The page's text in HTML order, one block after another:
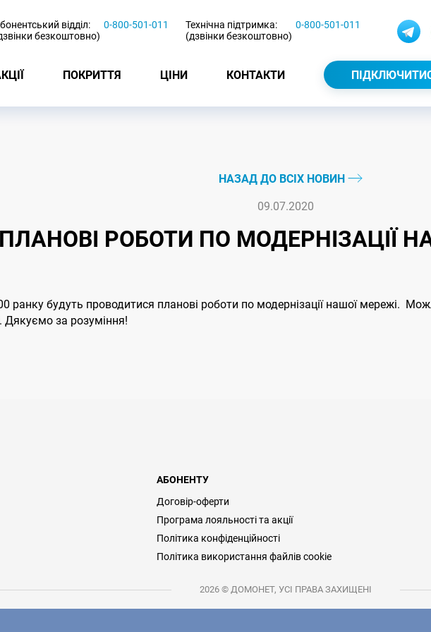
відділ:
безкоштовно)
0-800-501-011
Технічна підтримка:
(дзвінки безкоштовно)
0-800-501-011
ПОКРИТТЯ ЦІНИ КОНТАКТИ
НАЗАД ДО ВСІХ НОВИН
09.07.2020
ПЛАНОВІ РОБОТИ ПО МОДЕРНІЗАЦІЇ
ранку будуть проводитися планові роботи по модернізації нашої мережі.
Дякуємо за розуміння!
АБОНЕНТУ
Договір-оферти
Програма лояльності та акції
Політика конфіденційності
Політика використання файлів cookie
2026 © ДОМОНЕТ, УСІ ПРАВА ЗАХИЩЕНІ